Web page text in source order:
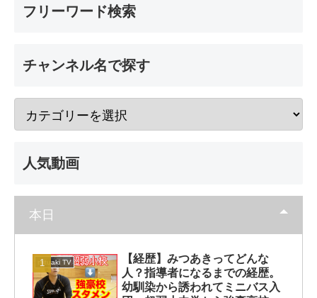
フリーワード検索
チャンネル名で探す
人気動画
本日
mituaki TV
【経歴】みつあきってどんな
人？指導者になるまでの経歴。
幼馴染から誘われてミニバス入